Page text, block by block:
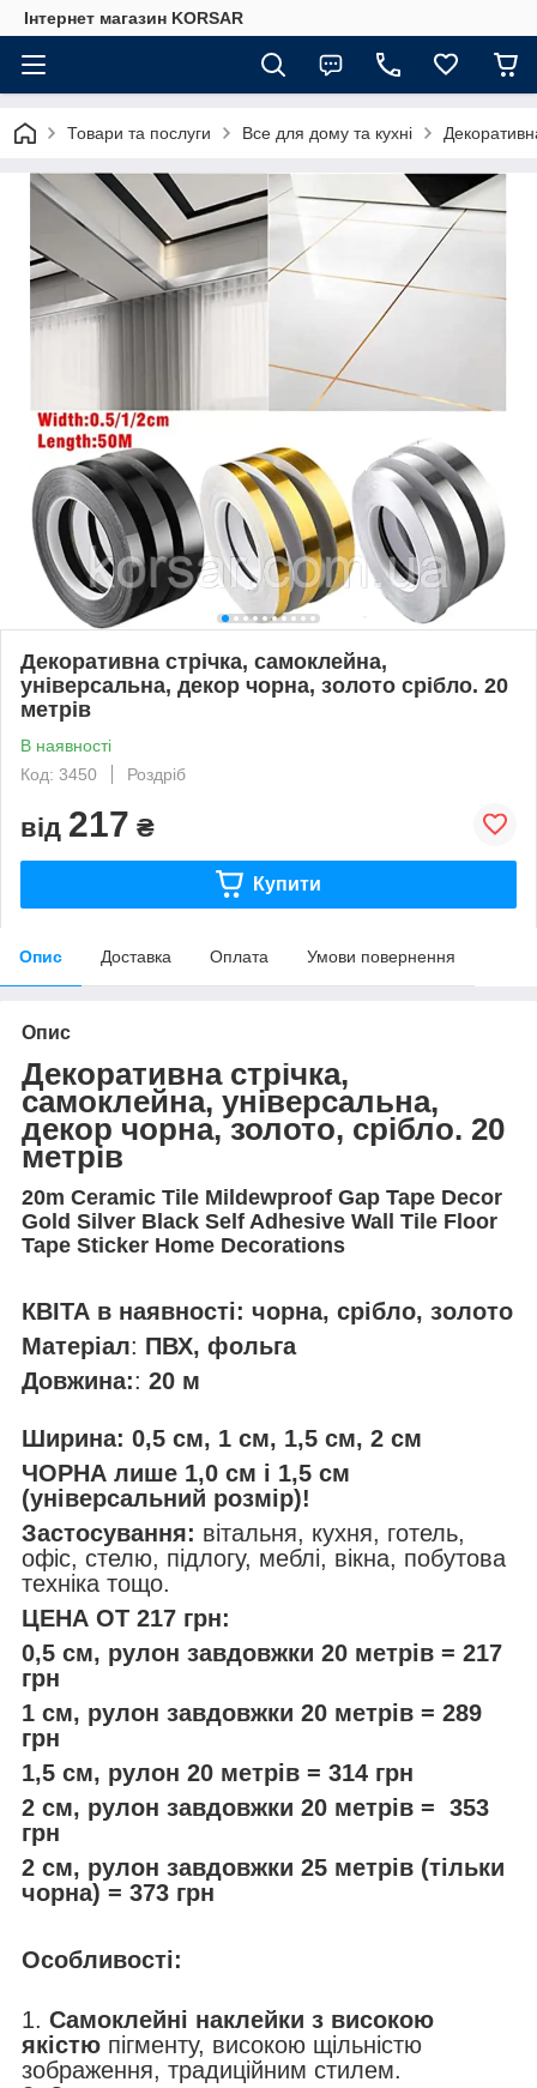
Iнтернет магазин KORSAR
Товари та послуги Все для дому та кухні
Декоративна стрічка, самоклейна,
універсальна, декор чорна, золото срібло. 20
метрів
В наявності
Код: 3450
Роздріб
від 217 ₴
Купити
Опис Доставка Оплата Умови повернення
Опис
Декоративна стрічка,
самоклейна, універсальна,
декор чорна, золото, срібло. 20
метрів
20m Ceramic Tile Mildewproof Gap Tape Decor
Gold Silver Black Self Adhesive Wall Tile Floor
Tape Sticker Home Decorations
КВІТА в наявності: чорна, срібло, золото
Матеріал: ПВХ, фольга
Довжина:: 20 м
Ширина: 0,5 см, 1 см, 1,5 см, 2 см
ЧОРНА лише 1,0 см і 1,5 см
(універсальний розмір)!
Застосування: вітальня, кухня, готель,
офіс, стелю, підлогу, меблі, вікна, побутова
техніка тощо.
ЦЕНА ОТ 217 грн:
0,5 см, рулон завдовжки 20 метрів = 217
грн
1 см, рулон завдовжки 20 метрів = 289
грн
1,5 см, рулон 20 метрів = 314 грн
2 см, рулон завдовжки 20 метрів = 353
грн
2 см, рулон завдовжки 25 метрів (тільки
чорна) = 373 грн
Особливості:
1. Самоклейні наклейки з високою
якістю пігменту, високою щільністю
зображення, традиційним стилем.